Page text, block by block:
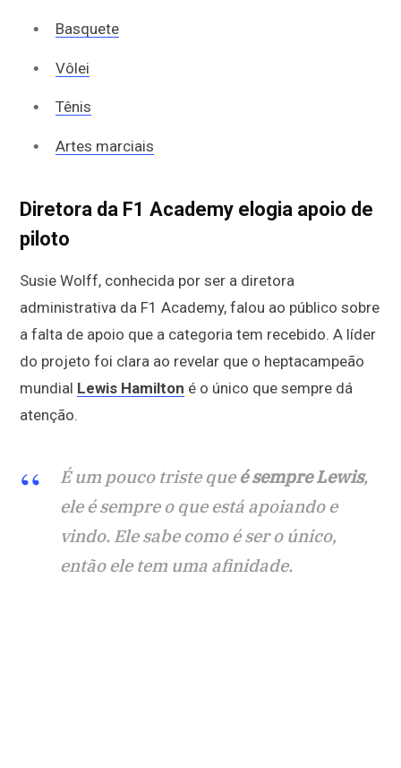
Basquete
Vôlei
Tênis
Artes marciais
Diretora da F1 Academy elogia apoio de
piloto
Susie Wolff, conhecida por ser a diretora
administrativa da F1 Academy, falou ao público sobre
a falta de apoio que a categoria tem recebido. A líder
do projeto foi clara ao revelar que o heptacampeão
mundial Lewis Hamilton é o único que sempre dá
atenção.
É um pouco triste que é sempre Lewis,
ele é sempre o que está apoiando e
vindo. Ele sabe como é ser o único,
então ele tem uma afinidade.